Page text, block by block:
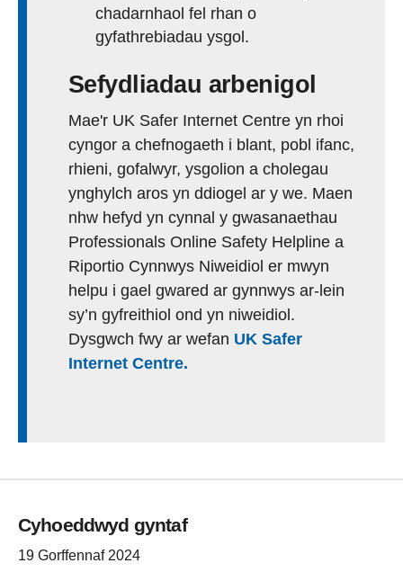
chadarnhaol fel rhan o
gyfathrebiadau ysgol.
Sefydliadau arbenigol
Mae'r UK Safer Internet Centre yn rhoi
cyngor a chefnogaeth i blant, pobl ifanc,
rhieni, gofalwyr, ysgolion a cholegau
ynghylch aros yn ddiogel ar y we. Maen
nhw hefyd yn cynnal y gwasanaethau
Professionals Online Safety Helpline a
Riportio Cynnwys Niweidiol er mwyn
helpu i gael gwared ar gynnwys ar-lein
sy’n gyfreithiol ond yn niweidiol.
Dysgwch fwy ar wefan UK Safer
Internet Centre.
Cyhoeddwyd gyntaf
19 Gorffennaf 2024